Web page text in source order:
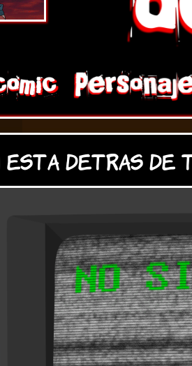
esta detras de